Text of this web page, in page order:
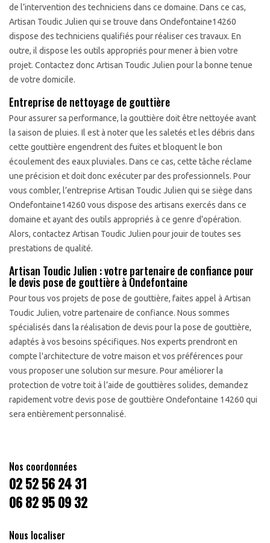
de l’intervention des techniciens dans ce domaine. Dans ce cas,
Artisan Toudic Julien qui se trouve dans Ondefontaine14260
dispose des techniciens qualifiés pour réaliser ces travaux. En
outre, il dispose les outils appropriés pour mener à bien votre
projet. Contactez donc Artisan Toudic Julien pour la bonne tenue
de votre domicile.
Entreprise de nettoyage de gouttière
Pour assurer sa performance, la gouttière doit être nettoyée avant
la saison de pluies. Il est à noter que les saletés et les débris dans
cette gouttière engendrent des fuites et bloquent le bon
écoulement des eaux pluviales. Dans ce cas, cette tâche réclame
une précision et doit donc exécuter par des professionnels. Pour
vous combler, l’entreprise Artisan Toudic Julien qui se siège dans
Ondefontaine14260 vous dispose des artisans exercés dans ce
domaine et ayant des outils appropriés à ce genre d’opération.
Alors, contactez Artisan Toudic Julien pour jouir de toutes ses
prestations de qualité.
Artisan Toudic Julien : votre partenaire de confiance pour
le devis pose de gouttière à Ondefontaine
Pour tous vos projets de pose de gouttière, faites appel à Artisan
Toudic Julien, votre partenaire de confiance. Nous sommes
spécialisés dans la réalisation de devis pour la pose de gouttière,
adaptés à vos besoins spécifiques. Nos experts prendront en
compte l'architecture de votre maison et vos préférences pour
vous proposer une solution sur mesure. Pour améliorer la
protection de votre toit à l’aide de gouttières solides, demandez
rapidement votre devis pose de gouttière Ondefontaine 14260 qui
sera entièrement personnalisé.
Nos coordonnées
02 52 56 24 31
06 82 95 09 32
Nous localiser